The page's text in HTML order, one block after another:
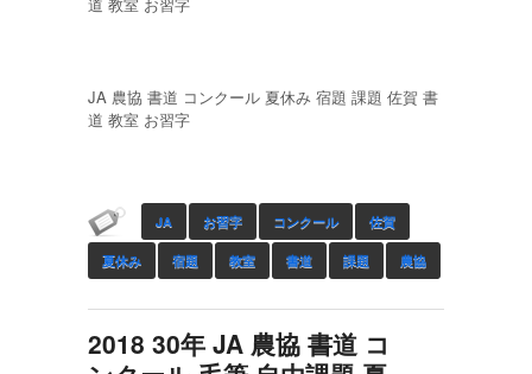
JA 農協 書道 コンクール 夏休み 宿題 課題 佐賀 書
道 教室 お習字
JA お習字 コンクール 佐賀
夏休み 宿題 教室 書道 課題 農協
2018 30年 JA 農協 書道 コ